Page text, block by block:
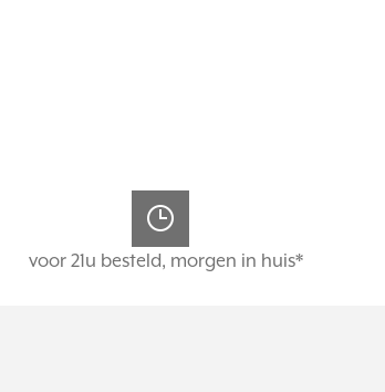
voor 21u besteld, morgen in huis*